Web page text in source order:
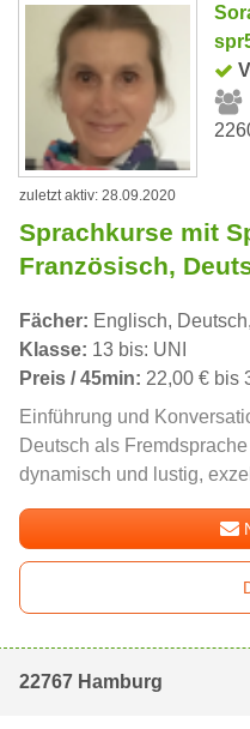
zuletzt aktiv: 28.09.2020
Sprachkurse mit
Französisch,
Fächer: Englisch,
Klasse: 13 bis: UNI
Preis / 45min: 22,00 € bis
Einführung und
Deutsch als
dynamisch und lustig,
22767 Hamburg